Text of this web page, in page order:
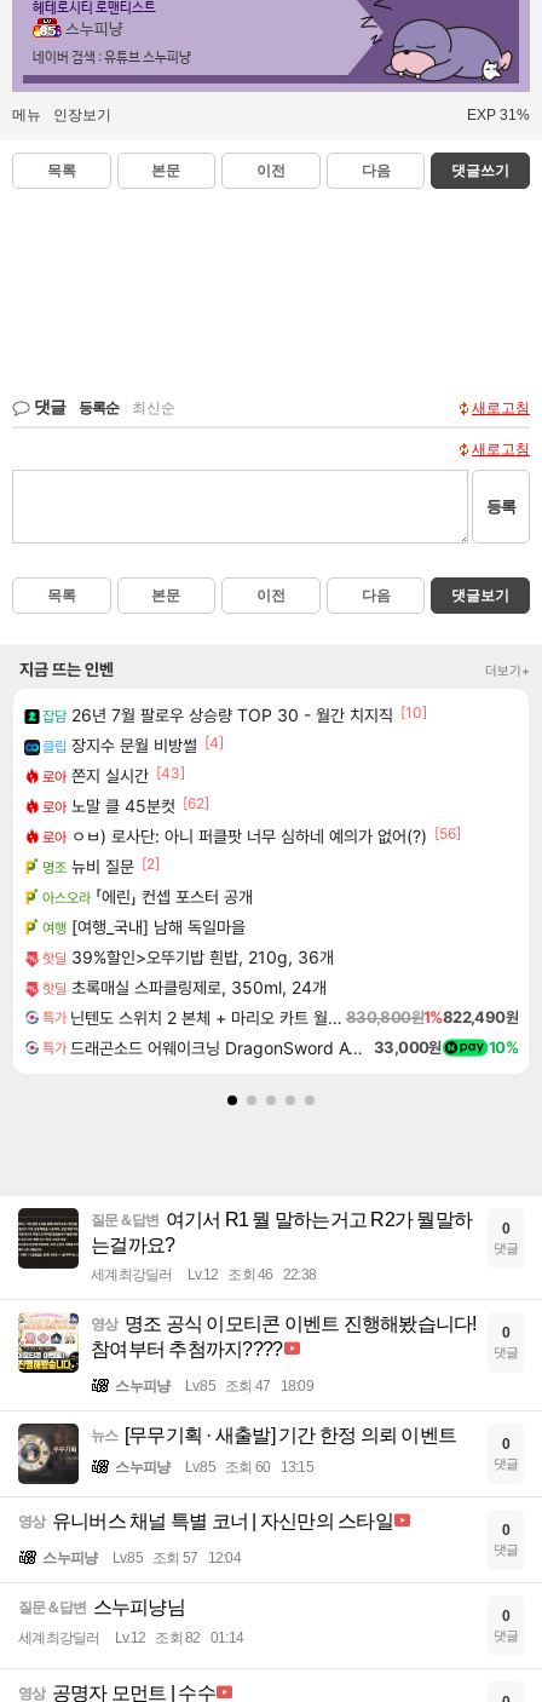
헤테로시티 로맨티스트
스누피냥
네이버 검색 : 유튜브 스누피냥
메뉴 인장보기 EXP 31%
목록 본문 이전 다음 댓글쓰기
댓글 등록순 최신순 새로고침
새로고침
등록
목록 본문 이전 다음 댓글보기
지금 뜨는 인벤 더보기+
잡담 26년 7월 팔로우 상승량 TOP 30 - 월간 치지직 [10]
클립 장지수 문월 비방썰 [4]
로아 쫀지 실시간 [43]
로아 노말 클 45분컷 [62]
로아 ㅇㅂ) 로사단: 아니 퍼클팟 너무 심하네 예의가 없어(?) [56]
명조 뉴비 질문 [2]
아스오라 「에린」 컨셉 포스터 공개
여행 [여행_국내] 남해 독일마을
핫딜 39%할인>오뚜기밥 흰밥, 210g, 36개
핫딜 초록매실 스파클링제로, 350ml, 24개
특가 닌텐도 스위치 2 본체 + 마리오 카트 월드 + 슈퍼 마리오 파티 잼버리 닌텐도 스위치 2 에디션 + 잼버리 TV 번들 830,800원1%822,490원
특가 드래곤소드 어웨이크닝 DragonSword Awakening 33,000원 10%
질문＆답변 여기서 R1 뭘 말하는거고 R2가 뭘말하
는걸까요?
세계최강딜러 Lv.12 조회 46 22:38
0
댓글
영상 명조 공식 이모티콘 이벤트 진행해봤습니다!
참여부터 추첨까지????
스누피냥 Lv.85 조회 47 18:09
0
댓글
뉴스 [무무기획 · 새출발] 기간 한정 의뢰 이벤트
스누피냥 Lv.85 조회 60 13:15
0
댓글
영상 유니버스 채널 특별 코너 | 자신만의 스타일
스누피냥 Lv.85 조회 57 12:04
0
댓글
질문＆답변 스누피냥님
세계최강딜러 Lv.12 조회 82 01:14
0
댓글
영상 공명자 모먼트 | 수수